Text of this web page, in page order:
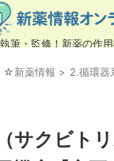
筆・監修！新薬の作
：ひらがな、
製品名・一般
☆新薬情報 > 2.循環器
サクビト